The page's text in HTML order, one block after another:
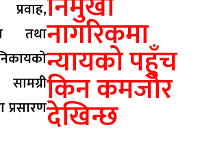
तथा
सामग्री
प्रसारण
नागरिकमा
न्यायको पहुँच
किन कमजोर
देखिन्छ